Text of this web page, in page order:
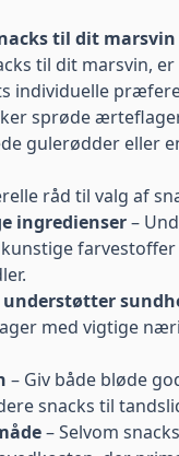
til dit marsvin
til dit marsvin,
individuelle
sprøde
gulerødder eller
råd til valg af
ingredienser–
med vigtige
– Giv både bløde
snacks til
– Selvom